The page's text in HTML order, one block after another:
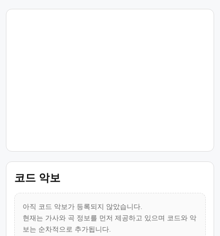
코드 악보
아직 코드 악보가 등록되지 않았습니다.
현재는 가사와 곡 정보를 먼저 제공하고 있으며 코드와 악
보는 순차적으로 추가됩니다.